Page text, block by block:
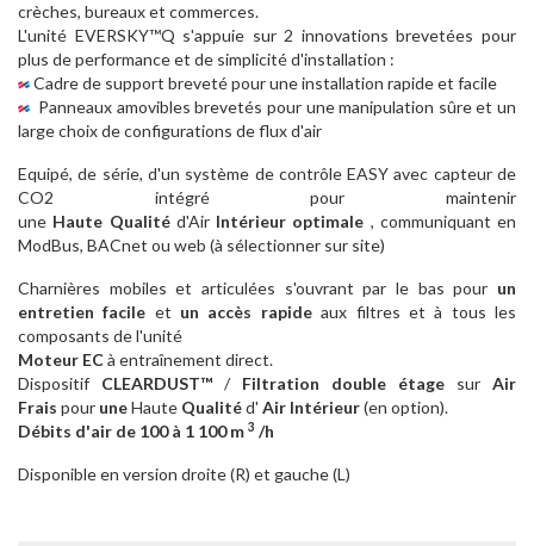
crèches, bureaux et commerces.
L'unité EVERSKY™Q s'appuie sur 2 innovations brevetées pour
plus de performance et de simplicité d'installation :
Cadre de support breveté pour une installation rapide et facile
Panneaux amovibles brevetés pour une manipulation sûre et un
large choix de configurations de flux d'air
Equipé, de série, d'un système de contrôle EASY avec capteur de
CO2 intégré pour maintenir
une Haute Qualitéd'Air Intérieur optimale , communiquant en
ModBus, BACnet ou web (à sélectionner sur site)
Charnières mobiles et articulées s'ouvrant par le bas pour un
entretien facile et un accès rapideaux filtres et à tous les
composants de l'unité
Moteur ECà entraînement direct.
Dispositif CLEARDUST™ / Filtration double étage sur Air
Frais pour uneHaute Qualitéd' Air Intérieur(en option).
Débits d'air de 100 à 1 100 m 3 /h
Disponible en version droite (R) et gauche (L)